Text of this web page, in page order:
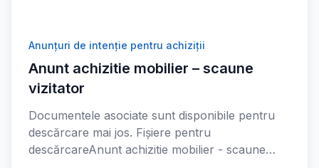
Anunțuri de intenție pentru achiziții
Anunt achizitie mobilier – scaune
vizitator
Documentele asociate sunt disponibile pentru
descărcare mai jos. Fișiere pentru
descărcareAnunt achizitie mobilier - scaune…